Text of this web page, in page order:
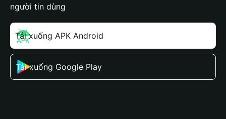
người tin dùng
Tải xuống APK Android
Tải xuống Google Play